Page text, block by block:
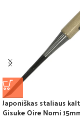
Japoniškas staliaus
Gisuke Oire Nomi